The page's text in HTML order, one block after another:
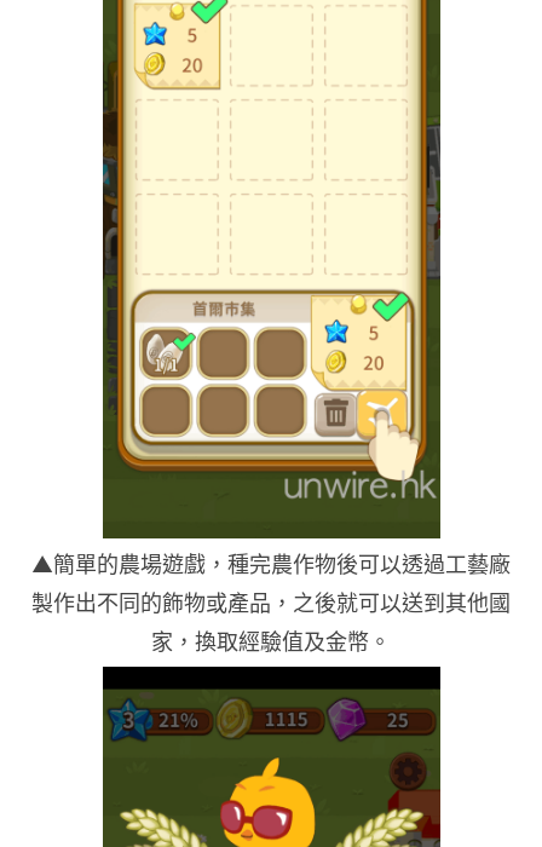
▲簡單的農場遊戲，種完農作物後可以透過工藝廠
製作出不同的飾物或產品，之後就可以送到其他國
家，換取經驗值及金幣。